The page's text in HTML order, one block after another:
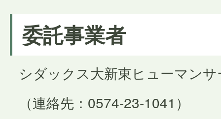
委託事業者
シダックス大新東ヒューマン
（連絡先：0574-23-1041）